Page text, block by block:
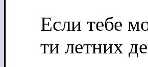
Если тебе
ти летних